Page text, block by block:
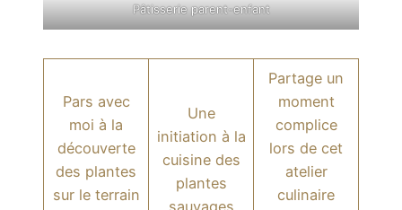
Pâtisserie parent-enfant
Pars avec
moi à la
découverte
des plantes
sur le terrain
Une
initiation à la
cuisine des
plantes
Partage un
moment
complice
lors de cet
atelier
culinaire